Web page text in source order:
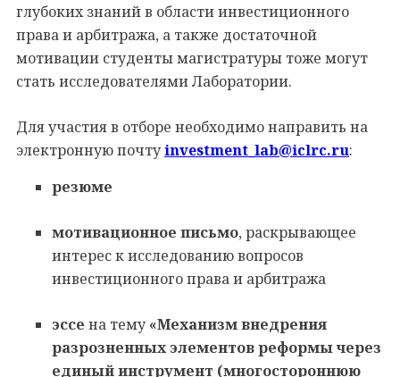
глубоких знаний в области инвестиционного
права и арбитража, а также достаточной
мотивации студенты магистратуры тоже могут
стать исследователями Лаборатории.
Для участия в отборе необходимо направить на
электронную почтуinvestment_lab@iclrc.ru:
резюме
мотивационное письмо, раскрывающее
интерес к исследованию вопросов
инвестиционного права и арбитража
эссе на тему «Механизм внедрения
разрозненных элементов реформы через
единый инструмент (многостороннюю